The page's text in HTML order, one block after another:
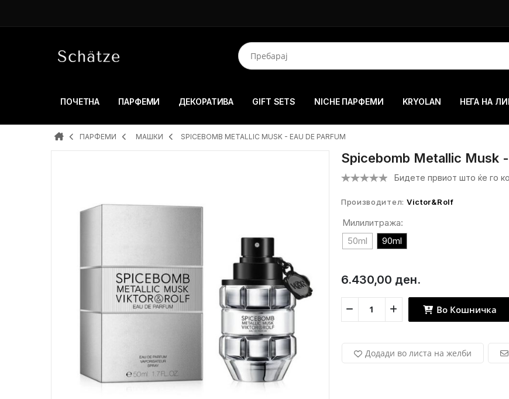
ПОЧЕТНА ПАРФЕМИ ДЕКОРАТИВА GIFT SETS NICHE ПАРФЕМИ KRYOLAN НЕГА НА
ПАРФЕМИ MAШКИ SPICEBOMB METALLIC MUSK - EAU DE PARFUM
Spicebomb Metallic Musk
Бидете првиот што ќе го
Производител: Victor&Rolf
Милилитража:
50ml
90ml
6.430,00 ден.
Во Кошничка
Додади во листа на желби